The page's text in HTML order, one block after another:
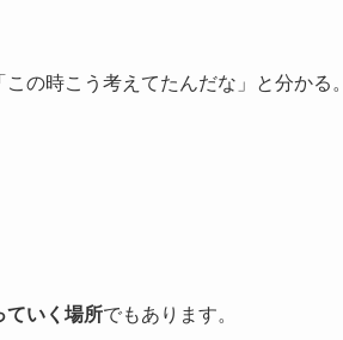
の時こう考えてたんだな」と分かる。
ていく場所でもあります。